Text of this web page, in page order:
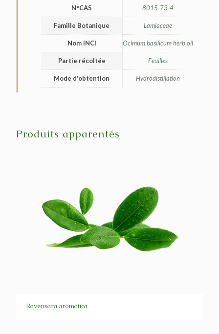
N°CAS 8015-73-4
Famille Botanique Lamiaceae
Nom INCI Ocimum basilicum herb oil
Partie récoltée Feuilles
Mode d'obtention Hydrodistillation
Produits apparentés
Ravensara aromatica